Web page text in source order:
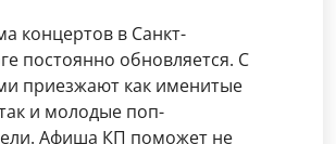
концертов в Санкт-
постоянно обновляется. С
приезжают как именитые
и молодые поп-
Афиша КП поможет не